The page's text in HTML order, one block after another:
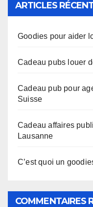
ARTICLES
Goodies pour aider
Cadeau pubs louer
Cadeau pub pour
Suisse
Cadeau affaires
Lausanne
C’est quoi un
COMMENTAIRES